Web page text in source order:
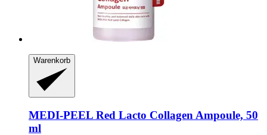
Warenkorb
MEDI-PEEL Red Lacto Collagen Ampoule, 50
ml